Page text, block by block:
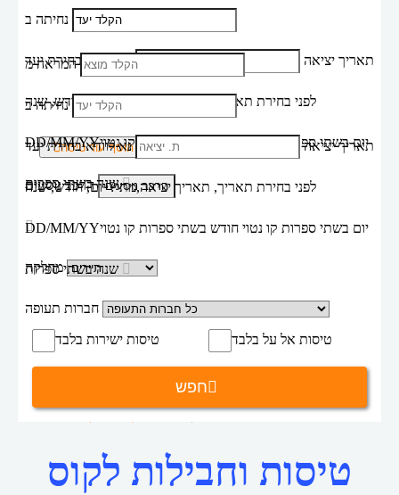
נחיתה ב
תאריך יציאה נא לוודא בחירת יעד
לפני בחירת תאריך, מתי? יום, חודש, שנה
DD/MM/YYיום בשתי ספרות קו נטוי חודש בשתי ספרות קו נטוי
שנה בשתי ספרות
המראה מ
נחיתה ב
תאריך יציאה נא לוודא בחירת יעד
לפני בחירת תאריך, תאריך יציאה,מתי? יום, חודש, שנה
DD/MM/YYיום בשתי ספרות קו נטוי חודש בשתי ספרות קו נטוי
הוסף עוד טיסה
הרכב נוסעים
חפש
מחלקה
חברות תעופה
טיסות ישירות בלבד טיסות אל על בלבד
דף הבית בתי מלון בחול מלונות בקוס
טיסות וחבילות לקוס